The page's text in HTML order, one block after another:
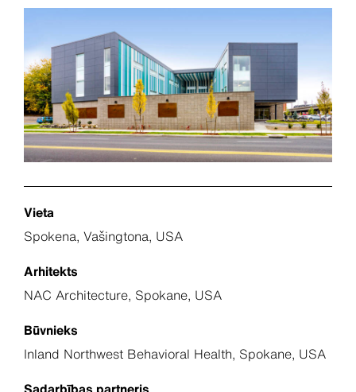
Vieta
Spokena, Vašingtona, USA
Arhitekts
NAC Architecture, Spokane, USA
Būvnieks
Inland Northwest Behavioral Health, Spokane, USA